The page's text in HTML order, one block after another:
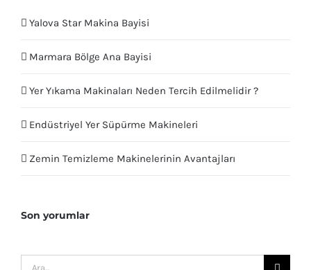
Yalova Star Makina Bayisi
Marmara Bölge Ana Bayisi
Yer Yıkama Makinaları Neden Tercih Edilmelidir ?
Endüstriyel Yer Süpürme Makineleri
Zemin Temizleme Makinelerinin Avantajları
Son yorumlar
Ara: